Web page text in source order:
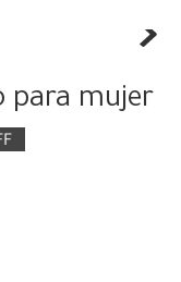
para mujer